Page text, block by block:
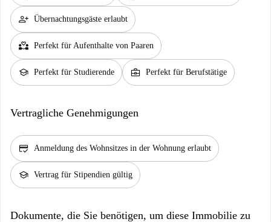
person_add Übernachtungsgäste erlaubt
partner_heart Perfekt für Aufenthalte von Paaren
school Perfekt für Studierende business_center Perfekt für Berufstätige
Vertragliche Genehmigungen
credit_score Anmeldung des Wohnsitzes in der Wohnung erlaubt
school Vertrag für Stipendien gültig
Dokumente, die Sie benötigen, um diese Immobilie zu